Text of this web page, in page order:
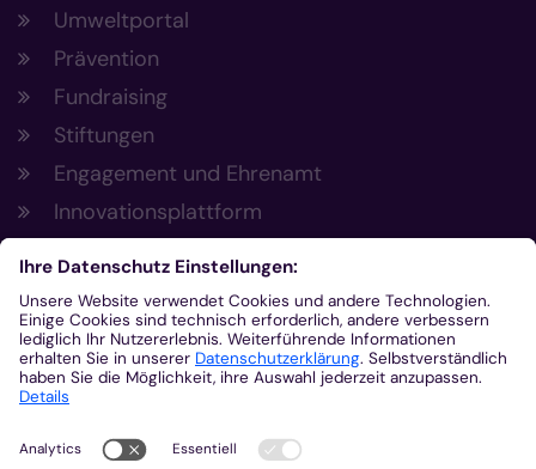
Umweltportal
Prävention
Fundraising
Stiftungen
Engagement und Ehrenamt
Innovationsplattform
Aus der Plattform
Nachrichten
Veranstaltungen
Gottesdienste
Stellenangebote